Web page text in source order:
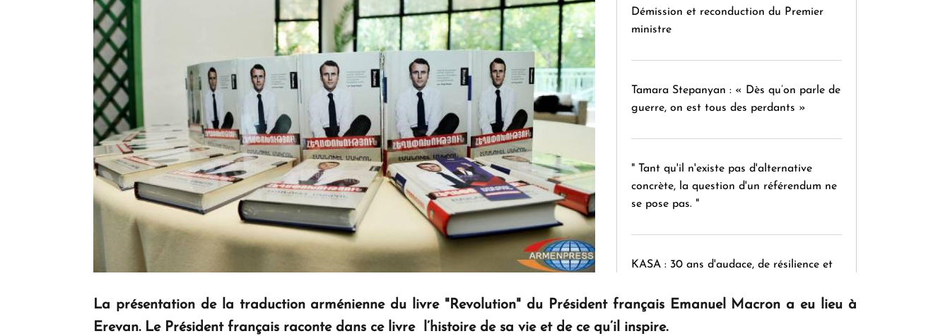
Démission et reconduction du Premier
ministre
Tamara Stepanyan : « Dès qu’on parle de
guerre, on est tous des perdants »
" Tant qu'il n'existe pas d'alternative
concrète, la question d'un référendum ne
se pose pas. "
KASA : 30 ans d'audace, de résilience et
La présentation de la traduction arménienne du livre "Revolution" du Président français Emanuel Macron a eu lieu à
Erevan. Le Président français raconte dans ce livre l’histoire de sa vie et de ce qu’il inspire.